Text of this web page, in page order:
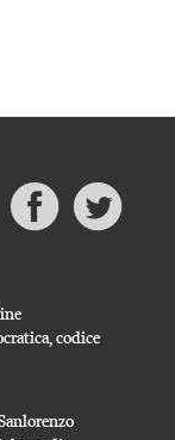
codice